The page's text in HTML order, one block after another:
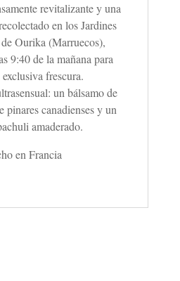
revitalizante y una
en los Jardines
Ourika (Marruecos),
9:40 de la mañana para
frescura.
un bálsamo de
pinares canadienses y un
amaderado.
en Francia